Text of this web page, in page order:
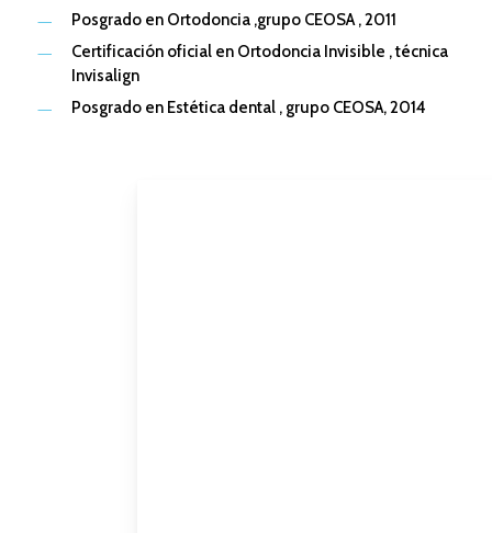
Posgrado en Ortodoncia ,grupo CEOSA , 2011
Certificación oficial en Ortodoncia Invisible , técnica
Invisalign
Posgrado en Estética dental , grupo CEOSA, 2014